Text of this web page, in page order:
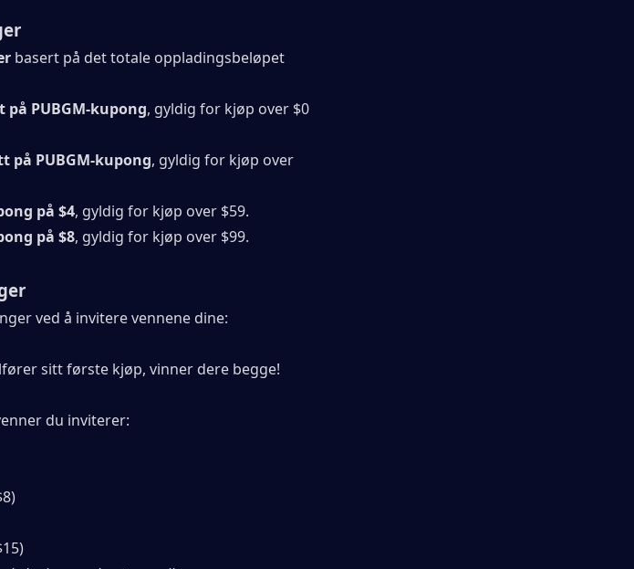
basert på det totale oppladingsbeløpet
på PUBGM-kupong, gyldig for kjøp over $0
på PUBGM-kupong, gyldig for kjøp over
på $4, gyldig for kjøp over $59.
på $8, gyldig for kjøp over $99.
ved å invitere vennene dine:
sitt første kjøp, vinner dere begge!
du inviterer: